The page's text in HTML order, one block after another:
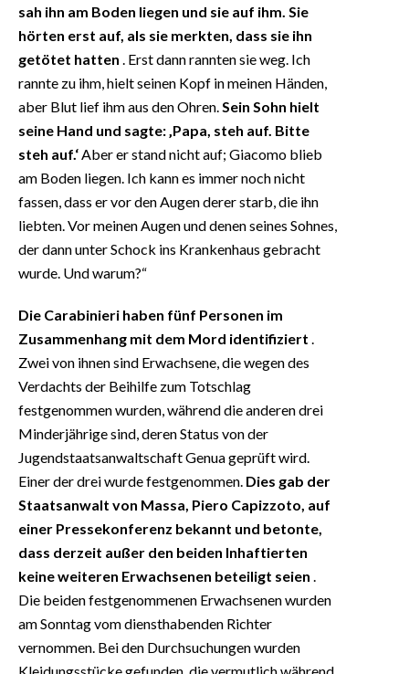
sah ihn am Boden liegen und sie auf ihm. Sie
hörten erst auf, als sie merkten, dass sie ihn
getötet hatten . Erst dann rannten sie weg. Ich
rannte zu ihm, hielt seinen Kopf in meinen Händen,
aber Blut lief ihm aus den Ohren. Sein Sohn hielt
seine Hand und sagte: ‚Papa, steh auf. Bitte
steh auf.‘ Aber er stand nicht auf; Giacomo blieb
am Boden liegen. Ich kann es immer noch nicht
fassen, dass er vor den Augen derer starb, die ihn
liebten. Vor meinen Augen und denen seines Sohnes,
der dann unter Schock ins Krankenhaus gebracht
wurde. Und warum?“
Die Carabinieri haben fünf Personen im
Zusammenhang mit dem Mord identifiziert
Zwei von ihnen sind Erwachsene, die wegen des
Verdachts der Beihilfe zum Totschlag
festgenommen wurden, während die anderen drei
Minderjährige sind, deren Status von der
Jugendstaatsanwaltschaft Genua geprüft wird.
Einer der drei wurde festgenommen. Dies gab der
Staatsanwalt von Massa, Piero Capizzoto, auf
einer Pressekonferenz bekannt und betonte,
dass derzeit außer den beiden Inhaftierten
keine weiteren Erwachsenen beteiligt seien
Die beiden festgenommenen Erwachsenen wurden
am Sonntag vom diensthabenden Richter
vernommen. Bei den Durchsuchungen wurden